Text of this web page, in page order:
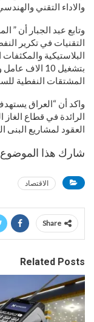
والاداء التقني
وتابع عبد الجبار أن ”
التقنيات في تكرير
البلاستيكية
بتشغيل 10
المشتقات النفطية
واكد أن “العراق
الرائدة في قطاع
العقود لمشاريع البنى
شارك هذا
الاقتصاد
Share
Related Posts